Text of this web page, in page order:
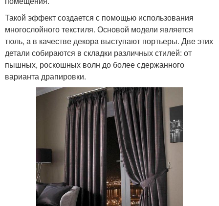
Такой эффект создается с помощью использования
многослойного текстиля. Основой модели является
тюль, а в качестве декора выступают портьеры. Две этих
детали собираются в складки различных стилей: от
пышных, роскошных волн до более сдержанного
варианта драпировки.